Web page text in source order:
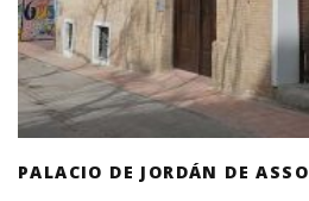
PALACIO DE JORDÁN DE ASSO